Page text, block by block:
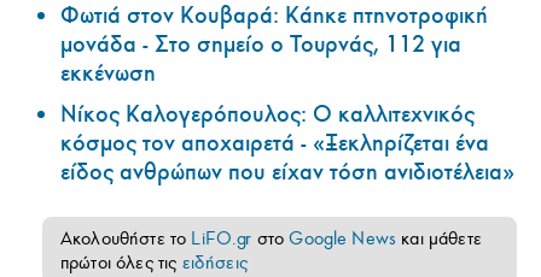
Φωτιά στον Κουβαρά: Κάηκε πτηνοτροφική
μονάδα - Στο σημείο ο Τουρνάς, 112 για
εκκένωση
Νίκος Καλογερόπουλος: Ο καλλιτεχνικός
κόσμος τον αποχαιρετά - «Ξεκληρίζεται ένα
είδος ανθρώπων που είχαν τόση ανιδιοτέλεια»
Ακολουθήστε το LiFO.gr στοGoogle News και μάθετε
πρώτοι όλες τις ειδήσεις